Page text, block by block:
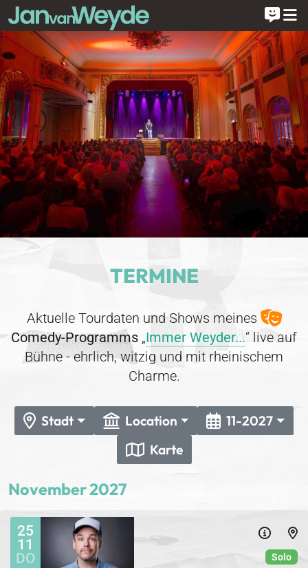
TERMINE
Aktuelle Tourdaten und Shows meines
Comedy-Programms „Immer Weyder...“ live auf
Bühne - ehrlich, witzig und mit rheinischem
Charme.
Stadt Location
11-2027
Karte
November 2027
25
11
DO
Solo